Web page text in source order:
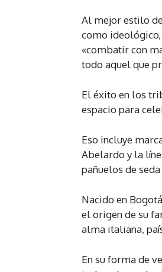
Al mejor estilo
como
«combatir con
todo aquel que
El éxito en los
espacio para
Eso incluye
Abelardo y la
pañuelos de
Nacido en
el origen de su
alma italiana,
En su forma de